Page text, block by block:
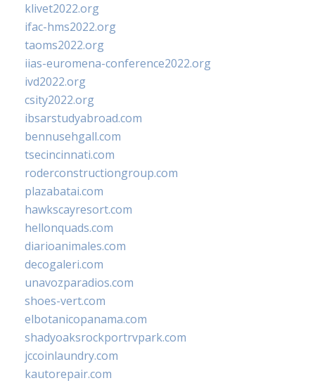
klivet2022.org
ifac-hms2022.org
taoms2022.org
iias-euromena-conference2022.org
ivd2022.org
csity2022.org
ibsarstudyabroad.com
bennusehgall.com
tsecincinnati.com
roderconstructiongroup.com
plazabatai.com
hawkscayresort.com
hellonquads.com
diarioanimales.com
decogaleri.com
unavozparadios.com
shoes-vert.com
elbotanicopanama.com
shadyoaksrockportrvpark.com
jccoinlaundry.com
kautorepair.com